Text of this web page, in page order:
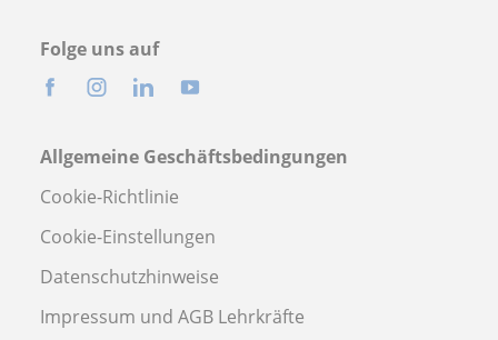
Folge uns auf
Allgemeine Geschäftsbedingungen
Cookie-Richtlinie
Cookie-Einstellungen
Datenschutzhinweise
Impressum und AGB Lehrkräfte